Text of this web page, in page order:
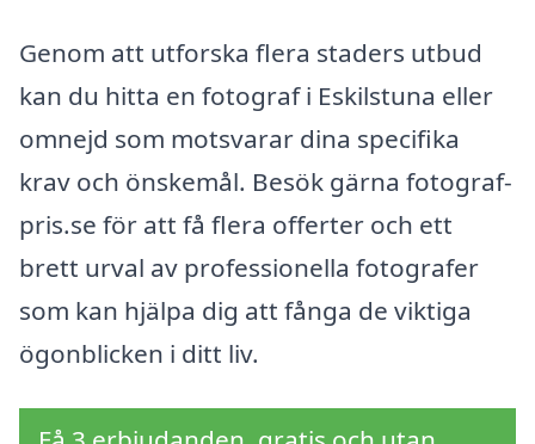
Genom att utforska flera staders utbud
kan du hitta en fotograf i Eskilstuna eller
omnejd som motsvarar dina specifika
krav och önskemål. Besök gärna fotograf-
pris.se för att få flera offerter och ett
brett urval av professionella fotografer
som kan hjälpa dig att fånga de viktiga
ögonblicken i ditt liv.